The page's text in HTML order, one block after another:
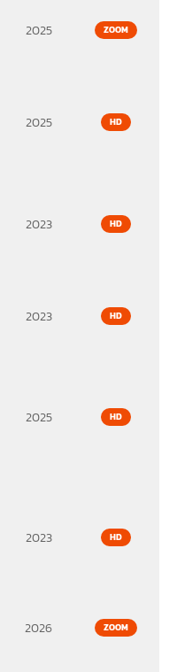
2025 ZOOM
2025 HD
2023 HD
2023 HD
2025 HD
2023 HD
2026 ZOOM